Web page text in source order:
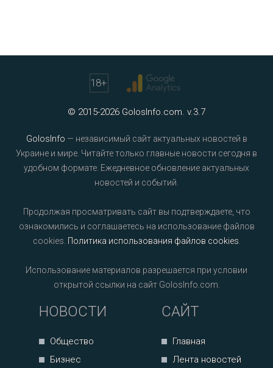
18+
© 2015-2026 GolosInfo.com. v.3.7
GolosInfo — независимый сайт актуальных новостей в
Украине и мире. Читайте только главные новости сегодня в
удобном формате. Ежедневное обновление актуальных
новостей и событий.
Продолжая просматривать сайт вы подтверждаете, что
ознакомились и соглашаетесь на использование файлов
cookies. Политика использования файлов cookies
Использование материалов разрешается при условии
открытой ссылки на сайт GolosInfo.com.
НОВОСТИ
Общество
Бизнес
САЙТ
Главная
Лента новостей